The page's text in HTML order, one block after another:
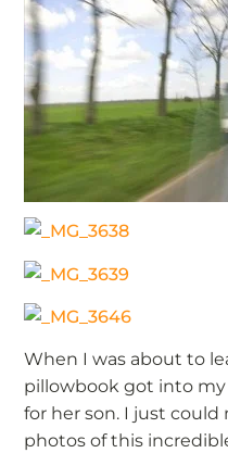
When I was about to
pillowbook got into my
for her son. I just
photos of this